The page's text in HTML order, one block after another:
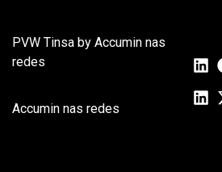
PVW Tinsa by Accumin nas
redes
Accumin nas redes